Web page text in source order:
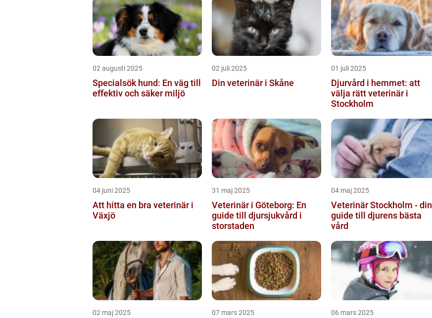
02 augusti 2025
Specialsök hund: En väg till
effektiv och säker miljö
02 juli 2025
Din veterinär i Skåne
01 juli 2025
Djurvård i hemmet: att
välja rätt veterinär i
Stockholm
04 juni 2025
Att hitta en bra veterinär i
Växjö
31 maj 2025
Veterinär i Göteborg: En
guide till djursjukvård i
storstaden
04 maj 2025
Veterinär Stockholm - din
guide till djurens bästa
vård
02 maj 2025 07 mars 2025 06 mars 2025